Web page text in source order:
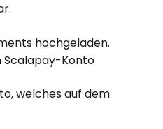
hochgeladen.
Scalapay-Konto
welches auf dem